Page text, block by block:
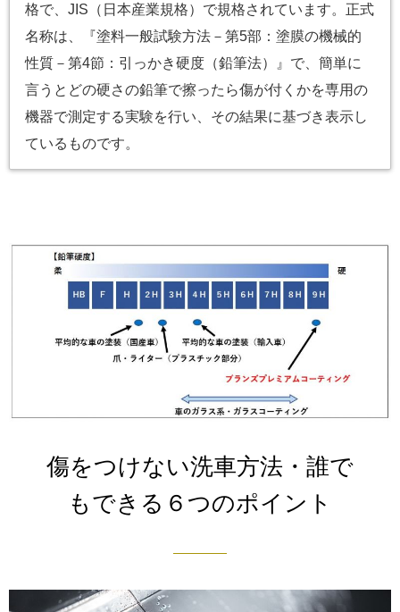
格で、JIS（日本産業規格）で規格されています。正式
名称は、『塗料一般試験方法－第5部：塗膜の機械的
性質－第4節：引っかき硬度（鉛筆法）』で、簡単に
言うとどの硬さの鉛筆で擦ったら傷が付くかを専用の
機器で測定する実験を行い、その結果に基づき表示し
ているものです。
傷をつけない洗車方法・誰で
もできる６つのポイント